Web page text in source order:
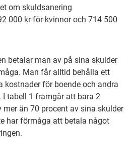
om skuldsanering
000 kr för kvinnor och 714 500
betalar man av på sina skulder
Man får alltid behålla ett
kostnader för boende och andra
I tabell 1 framgår att bara 2
mer än 70 procent av sina skulder
har förmåga att betala något